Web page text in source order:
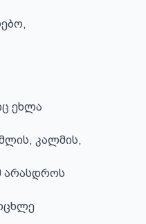
ეხლა
კალმის,
არასდროს